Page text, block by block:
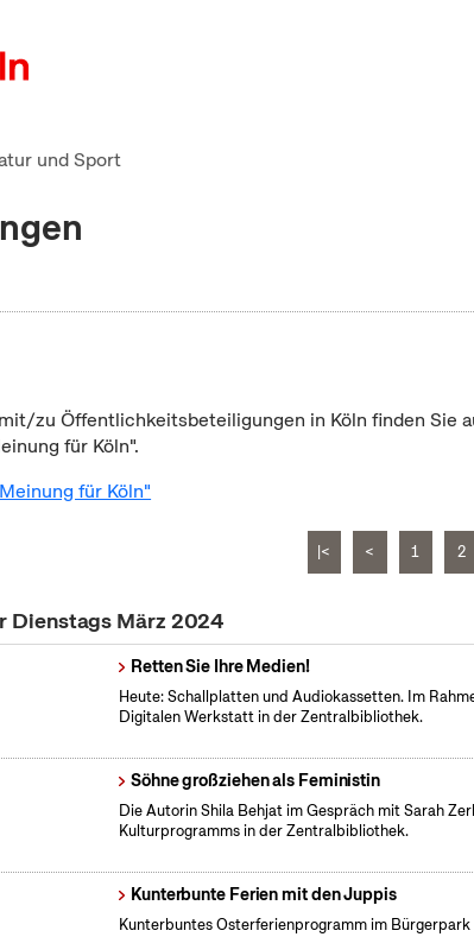
und Sport
zu Öffentlichkeitsbeteiligungen in Köln finden Sie
für Köln".
für Köln"
|< < 1 2
Dienstags März 2024
Retten Sie Ihre Medien!
Heute: Schallplatten und Audiokassetten. Im
Digitalen Werkstatt in der Zentralbibliothek.
Söhne großziehen als Feministin
Die Autorin Shila Behjat im Gespräch mit Sarah
Kulturprogramms in der Zentralbibliothek.
Kunterbunte Ferien mit den Juppis
Kunterbuntes Osterferienprogramm im Bürgerpark